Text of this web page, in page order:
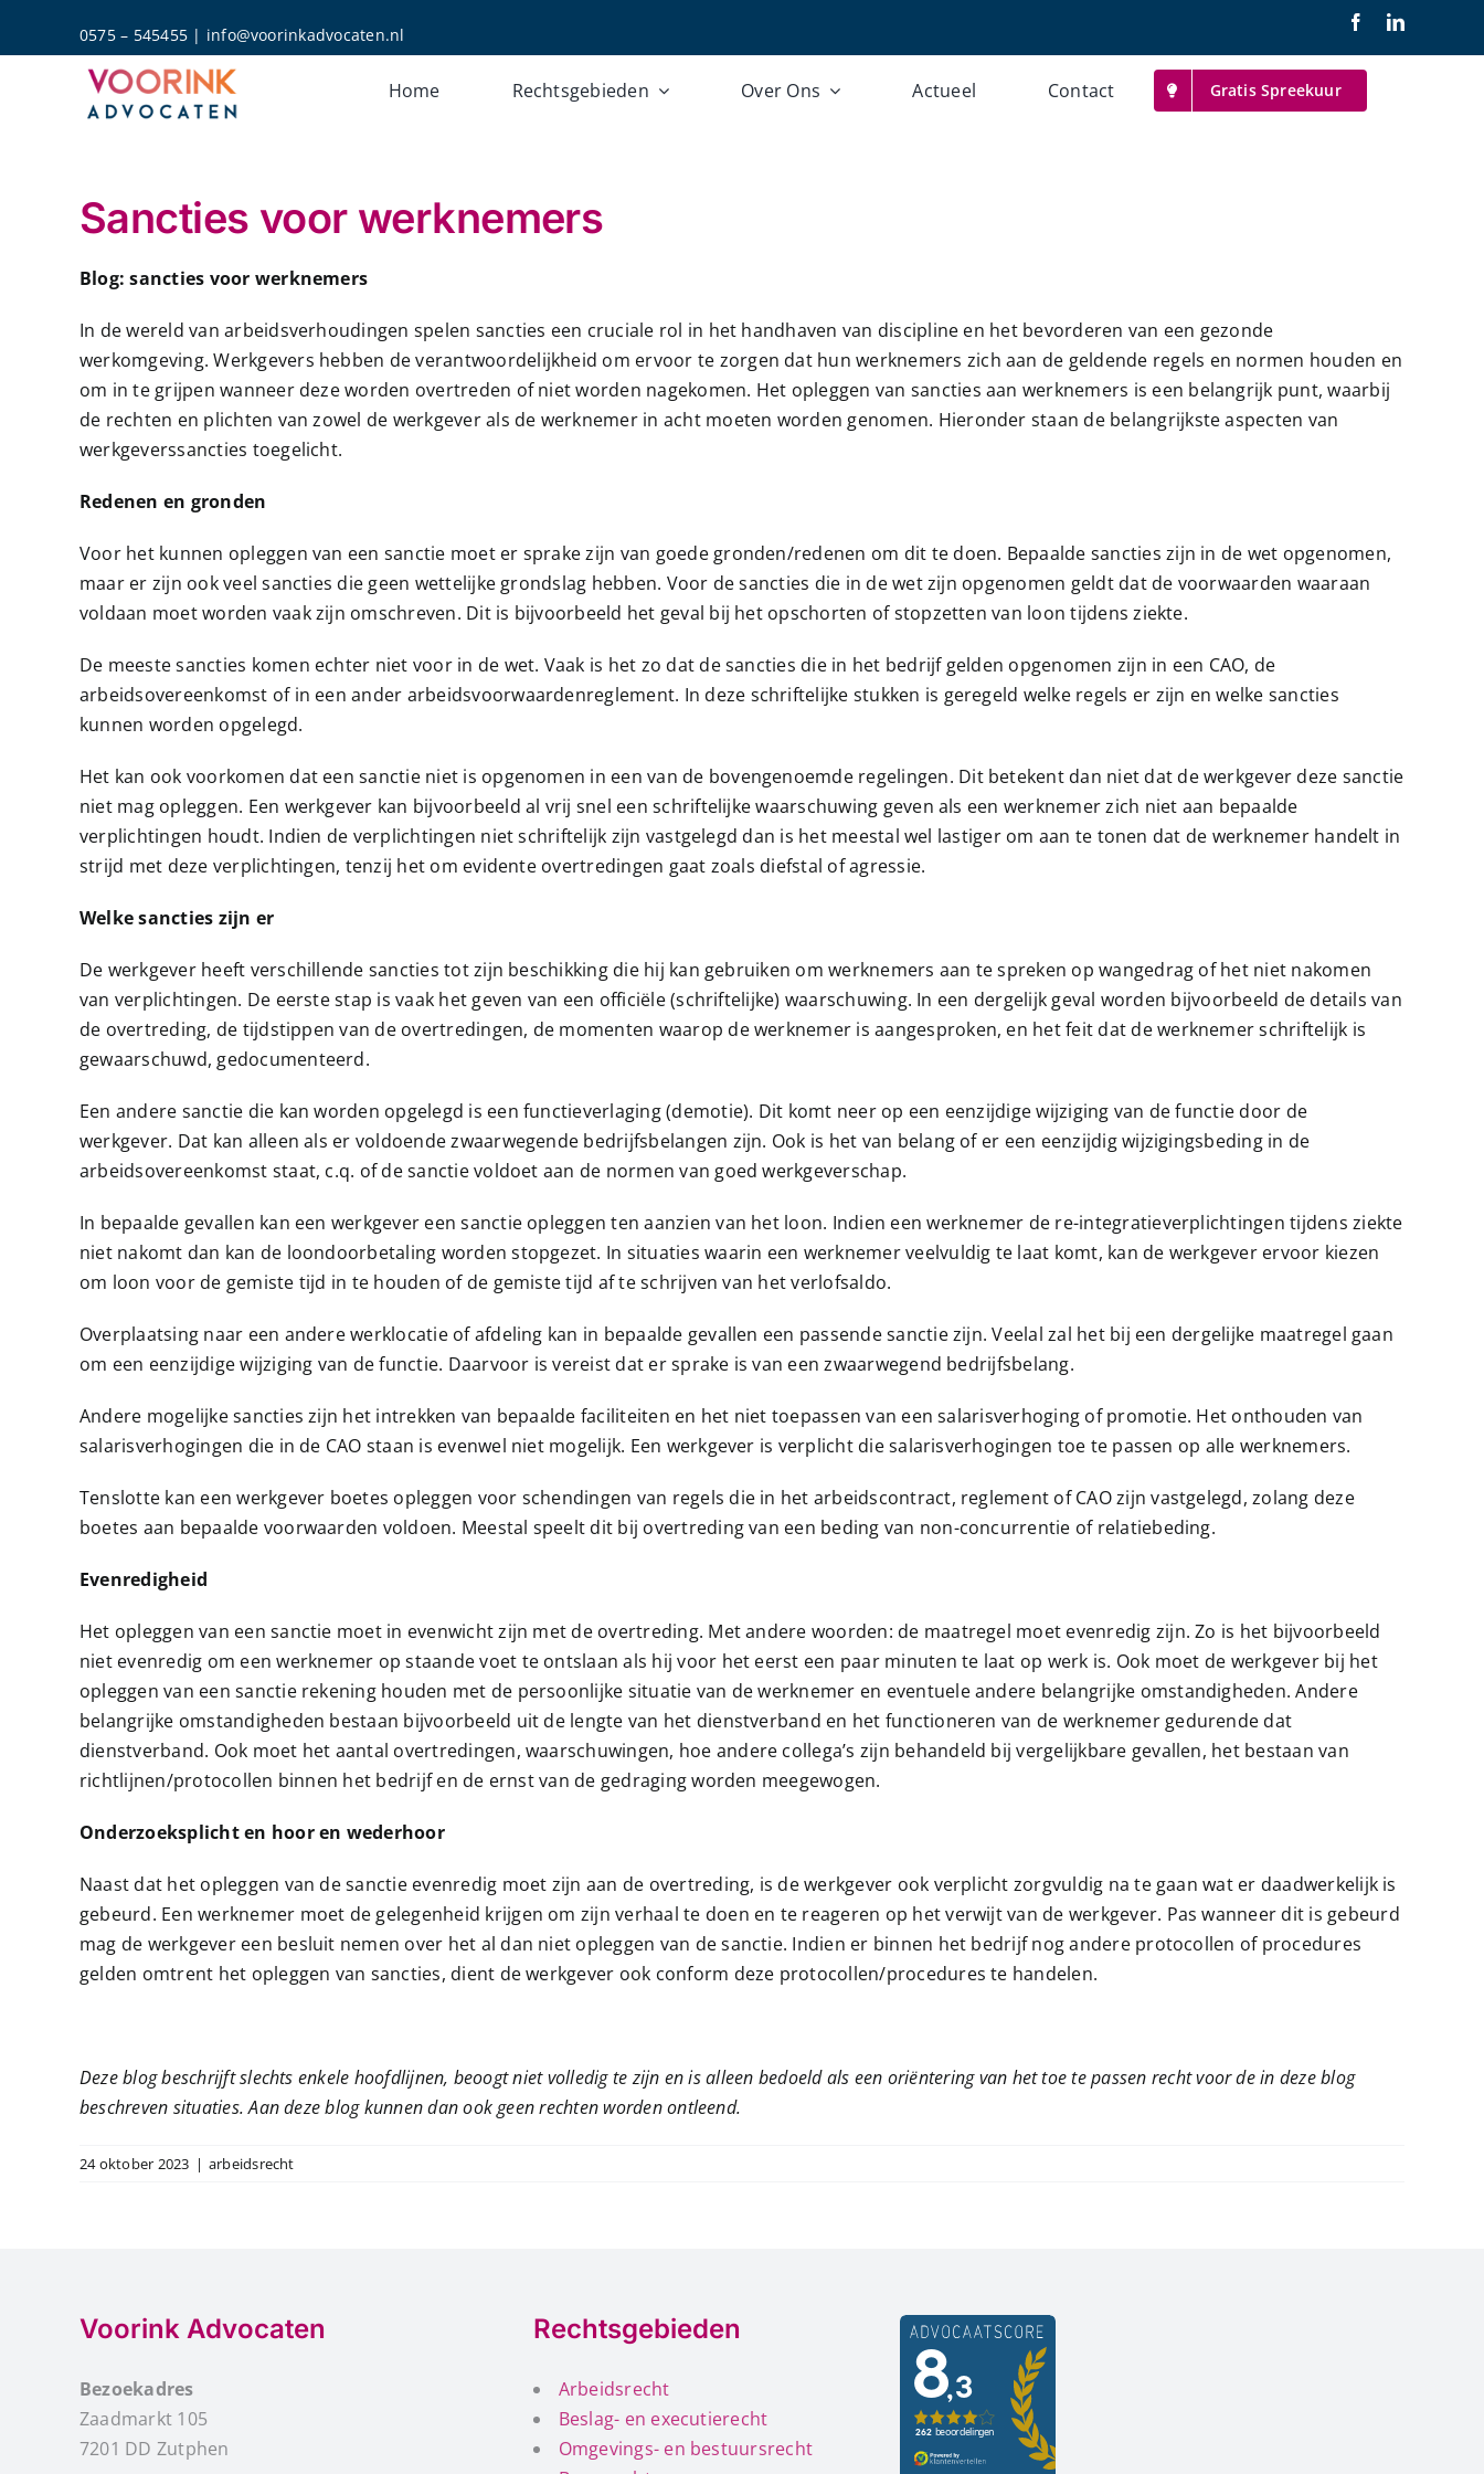
0575 – 545455 | info@voorinkadvocaten.nl
Home Rechtsgebieden Over Ons Actueel Contact Gratis Spreekuur
Sancties voor werknemers
Blog: sancties voor werknemers
In de wereld van arbeidsverhoudingen spelen sancties een cruciale rol in het handhaven van discipline en het bevorderen van een gezonde
werkomgeving. Werkgevers hebben de verantwoordelijkheid om ervoor te zorgen dat hun werknemers zich aan de geldende regels en normen houden en
om in te grijpen wanneer deze worden overtreden of niet worden nagekomen. Het opleggen van sancties aan werknemers is een belangrijk punt, waarbij
de rechten en plichten van zowel de werkgever als de werknemer in acht moeten worden genomen. Hieronder staan de belangrijkste aspecten van
werkgeverssancties toegelicht.
Redenen en gronden
Voor het kunnen opleggen van een sanctie moet er sprake zijn van goede gronden/redenen om dit te doen. Bepaalde sancties zijn in de wet opgenomen,
maar er zijn ook veel sancties die geen wettelijke grondslag hebben. Voor de sancties die in de wet zijn opgenomen geldt dat de voorwaarden waaraan
voldaan moet worden vaak zijn omschreven. Dit is bijvoorbeeld het geval bij het opschorten of stopzetten van loon tijdens ziekte.
De meeste sancties komen echter niet voor in de wet. Vaak is het zo dat de sancties die in het bedrijf gelden opgenomen zijn in een CAO, de
arbeidsovereenkomst of in een ander arbeidsvoorwaardenreglement. In deze schriftelijke stukken is geregeld welke regels er zijn en welke sancties
kunnen worden opgelegd.
Het kan ook voorkomen dat een sanctie niet is opgenomen in een van de bovengenoemde regelingen. Dit betekent dan niet dat de werkgever deze sanctie
niet mag opleggen. Een werkgever kan bijvoorbeeld al vrij snel een schriftelijke waarschuwing geven als een werknemer zich niet aan bepaalde
verplichtingen houdt. Indien de verplichtingen niet schriftelijk zijn vastgelegd dan is het meestal wel lastiger om aan te tonen dat de werknemer handelt in
strijd met deze verplichtingen, tenzij het om evidente overtredingen gaat zoals diefstal of agressie.
Welke sancties zijn er
De werkgever heeft verschillende sancties tot zijn beschikking die hij kan gebruiken om werknemers aan te spreken op wangedrag of het niet nakomen
van verplichtingen. De eerste stap is vaak het geven van een officiële (schriftelijke) waarschuwing. In een dergelijk geval worden bijvoorbeeld de details van
de overtreding, de tijdstippen van de overtredingen, de momenten waarop de werknemer is aangesproken, en het feit dat de werknemer schriftelijk is
gewaarschuwd, gedocumenteerd.
Een andere sanctie die kan worden opgelegd is een functieverlaging (demotie). Dit komt neer op een eenzijdige wijziging van de functie door de
werkgever. Dat kan alleen als er voldoende zwaarwegende bedrijfsbelangen zijn. Ook is het van belang of er een eenzijdig wijzigingsbeding in de
arbeidsovereenkomst staat, c.q. of de sanctie voldoet aan de normen van goed werkgeverschap.
In bepaalde gevallen kan een werkgever een sanctie opleggen ten aanzien van het loon. Indien een werknemer de re-integratieverplichtingen tijdens ziekte
niet nakomt dan kan de loondoorbetaling worden stopgezet. In situaties waarin een werknemer veelvuldig te laat komt, kan de werkgever ervoor kiezen
om loon voor de gemiste tijd in te houden of de gemiste tijd af te schrijven van het verlofsaldo.
Overplaatsing naar een andere werklocatie of afdeling kan in bepaalde gevallen een passende sanctie zijn. Veelal zal het bij een dergelijke maatregel gaan
om een eenzijdige wijziging van de functie. Daarvoor is vereist dat er sprake is van een zwaarwegend bedrijfsbelang.
Andere mogelijke sancties zijn het intrekken van bepaalde faciliteiten en het niet toepassen van een salarisverhoging of promotie. Het onthouden van
salarisverhogingen die in de CAO staan is evenwel niet mogelijk. Een werkgever is verplicht die salarisverhogingen toe te passen op alle werknemers.
Tenslotte kan een werkgever boetes opleggen voor schendingen van regels die in het arbeidscontract, reglement of CAO zijn vastgelegd, zolang deze
boetes aan bepaalde voorwaarden voldoen. Meestal speelt dit bij overtreding van een beding van non-concurrentie of relatiebeding.
Evenredigheid
Het opleggen van een sanctie moet in evenwicht zijn met de overtreding. Met andere woorden: de maatregel moet evenredig zijn. Zo is het bijvoorbeeld
niet evenredig om een werknemer op staande voet te ontslaan als hij voor het eerst een paar minuten te laat op werk is. Ook moet de werkgever bij het
opleggen van een sanctie rekening houden met de persoonlijke situatie van de werknemer en eventuele andere belangrijke omstandigheden. Andere
belangrijke omstandigheden bestaan bijvoorbeeld uit de lengte van het dienstverband en het functioneren van de werknemer gedurende dat
dienstverband. Ook moet het aantal overtredingen, waarschuwingen, hoe andere collega’s zijn behandeld bij vergelijkbare gevallen, het bestaan van
richtlijnen/protocollen binnen het bedrijf en de ernst van de gedraging worden meegewogen.
Onderzoeksplicht en hoor en wederhoor
Naast dat het opleggen van de sanctie evenredig moet zijn aan de overtreding, is de werkgever ook verplicht zorgvuldig na te gaan wat er daadwerkelijk is
gebeurd. Een werknemer moet de gelegenheid krijgen om zijn verhaal te doen en te reageren op het verwijt van de werkgever. Pas wanneer dit is gebeurd
mag de werkgever een besluit nemen over het al dan niet opleggen van de sanctie. Indien er binnen het bedrijf nog andere protocollen of procedures
gelden omtrent het opleggen van sancties, dient de werkgever ook conform deze protocollen/procedures te handelen.
Deze blog beschrijft slechts enkele hoofdlijnen, beoogt niet volledig te zijn en is alleen bedoeld als een oriëntering van het toe te passen recht voor de in deze blog
beschreven situaties. Aan deze blog kunnen dan ook geen rechten worden ontleend.
24 oktober 2023 | arbeidsrecht
Voorink Advocaten
Bezoekadres
Zaadmarkt 105
7201 DD Zutphen
Rechtsgebieden
Arbeidsrecht
Beslag- en executierecht
Omgevings- en bestuursrecht